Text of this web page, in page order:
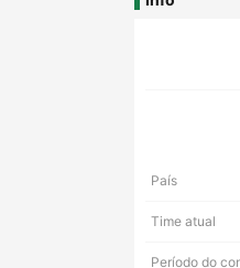
País
Time atual
Período do